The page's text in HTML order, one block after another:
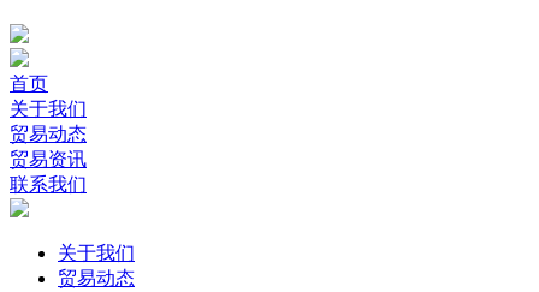
首页
关于我们
贸易动态
贸易资讯
联系我们
关于我们
贸易动态